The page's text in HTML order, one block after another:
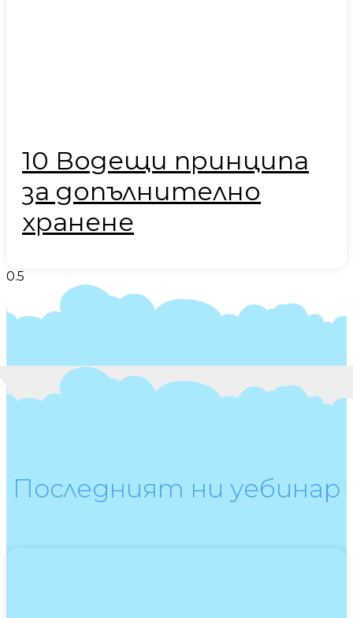
10 Водещи принципа
за допълнително
хранене
Последният ни уебинар